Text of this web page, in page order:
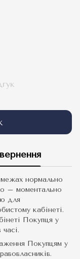
нормально
– моментально
для
кабінеті.
Покупця у
Покупцям у